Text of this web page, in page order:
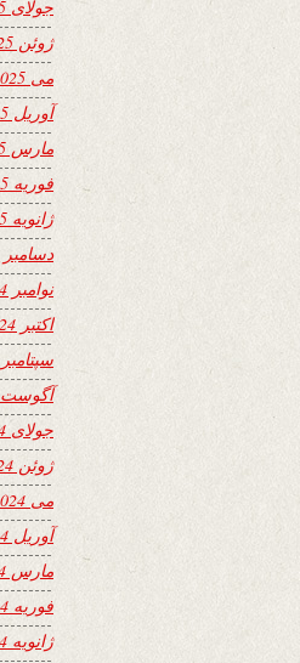
جولای 2025
ژوئن 2025
می 2025
آوریل 2025
مارس 2025
فوریه 2025
ژانویه 2025
دسامبر 2024
نوامبر 2024
اکتبر 2024
سپتامبر 2024
آگوست 2024
جولای 2024
ژوئن 2024
می 2024
آوریل 2024
مارس 2024
فوریه 2024
ژانویه 2024